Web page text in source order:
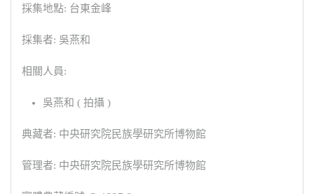
採集地點: 台東金峰
採集者: 吳燕和
相關人員:
吳燕和 ( 拍攝 )
典藏者: 中央研究院民族學研究所博物館
管理者: 中央研究院民族學研究所博物館